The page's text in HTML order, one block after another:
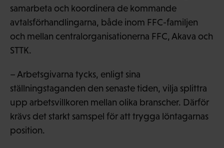
samarbeta och koordinera de kommande
avtalsförhandlingarna, både inom FFC-familjen
och mellan centralorganisationerna FFC, Akava och
STTK.
– Arbetsgivarna tycks, enligt sina
ställningstaganden den senaste tiden, vilja splittra
upp arbetsvillkoren mellan olika branscher. Därför
krävs det starkt samspel för att trygga löntagarnas
position.